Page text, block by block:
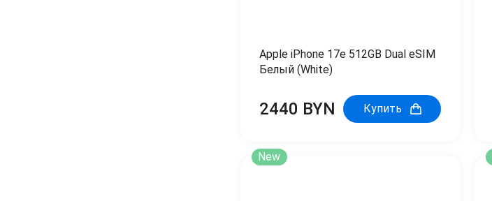
Apple iPhone 17e 512GB Dual eSIM
Белый (White)
2440 BYN Купить
New